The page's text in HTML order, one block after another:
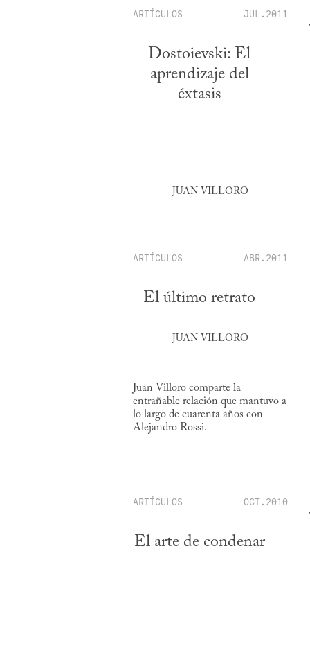
ARTÍCULOS JUL.2011
Dostoievski: El
aprendizaje del
éxtasis
JUAN VILLORO
ARTÍCULOS ABR.2011
El último retrato
JUAN VILLORO
Juan Villoro comparte la
entrañable relación que mantuvo a
lo largo de cuarenta años con
Alejandro Rossi.
ARTÍCULOS OCT.2010
El arte de condenar